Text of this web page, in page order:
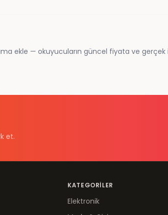
ekle — okuyucuların güncel fiyata ve gerçek
et.
KATEGORILER
Elektronik